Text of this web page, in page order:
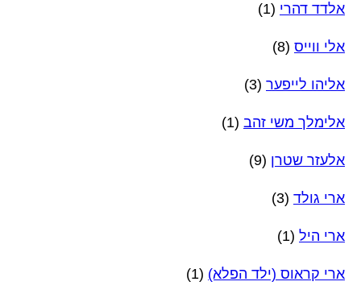
אלדד דהרי (1)
אלי ווייס (8)
אליהו לייפער (3)
אלימלך משי זהב (1)
אלעזר שטרן (9)
ארי גולד (3)
ארי היל (1)
ארי קראוס (ילד הפלא) (1)